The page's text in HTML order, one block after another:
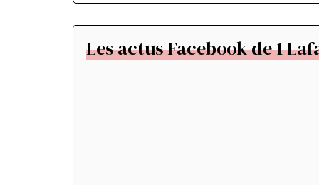
Les actus Facebook de 1